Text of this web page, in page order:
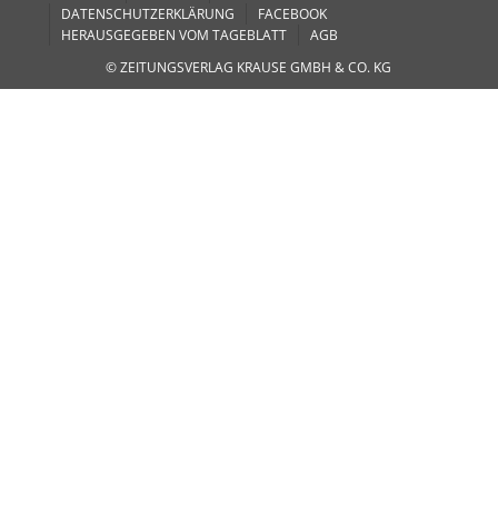
DATENSCHUTZERKLÄRUNG
FACEBOOK
HERAUSGEGEBEN VOM TAGEBLATT
AGB
© ZEITUNGSVERLAG KRAUSE GMBH & CO. KG